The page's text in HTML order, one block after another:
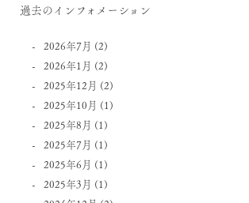
過去のインフォメーション
2026年7月 (2)
2026年1月 (2)
2025年12月 (2)
2025年10月 (1)
2025年8月 (1)
2025年7月 (1)
2025年6月 (1)
2025年3月 (1)